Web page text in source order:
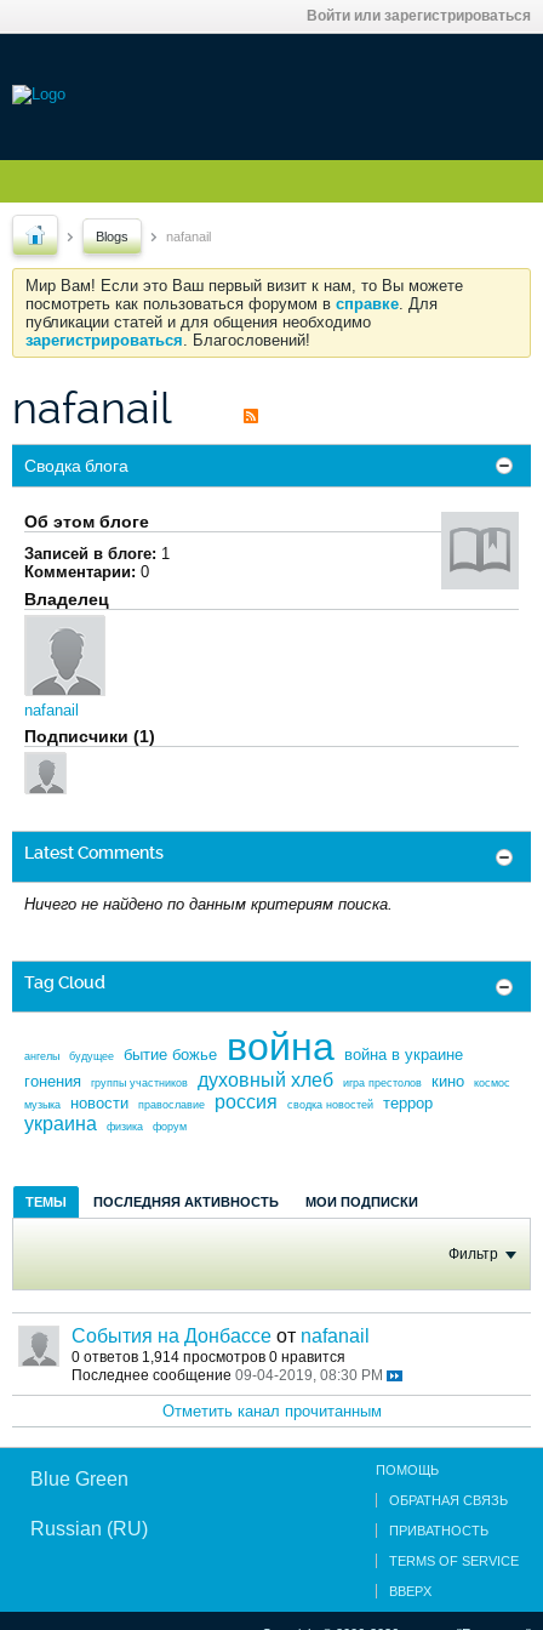
Войти или зарегистрироваться
Blogs nafanail
Мир Вам! Если это Ваш первый визит к нам, то Вы можете
посмотреть как пользоваться форумом в справке. Для
публикации статей и для общения необходимо
зарегистрироваться. Благословений!
nafanail
Сводка блога
Об этом блоге
Записей в блоге: 1
Комментарии: 0
Владелец
nafanail
Подписчики (1)
Latest Comments
Ничего не найдено по данным критериям поиска.
Tag Cloud
ангелы будущее бытие божье война война в украине
гонения
группы участников духовный хлеб игра престолов кино
космос
музыка
новости православие россия сводка новостей террор
украина физика форум
ТЕМЫ ПОСЛЕДНЯЯ АКТИВНОСТЬ МОИ ПОДПИСКИ
Фильтр
События на Донбассе от nafanail
0 ответов 1,914 просмотров 0 нравится
Последнее сообщение 09-04-2019, 08:30 PM
Отметить канал прочитанным
Blue Green
Russian (RU)
ПОМОЩЬ
ОБРАТНАЯ СВЯЗЬ
ПРИВАТНОСТЬ
TERMS OF SERVICE
ВВЕРХ